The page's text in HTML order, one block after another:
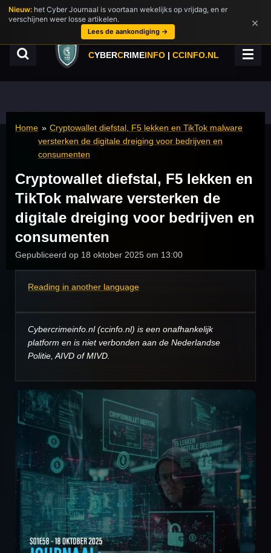
Ga
direct
hoofdinhoud
CYBERCRIMEINFO | CCINFO.NL
Home » Cryptowallet diefstal, F5 lekken en TikTok malware
versterken de digitale dreiging voor bedrijven en
consumenten
Cryptowallet diefstal, F5 lekken en
TikTok malware versterken de
digitale dreiging voor bedrijven en
consumenten
Gepubliceerd op 18 oktober 2025 om 13:00
Reading in another language
Cybercrimeinfo.nl (ccinfo.nl) is een onafhankelijk
platform en is niet verbonden aan de Nederlandse
Politie, AIVD of MIVD.
Nieuw: het Cyber Journaal is voortaan wekelijks op vrijdag, en er
verschijnen weer losse artikelen.
Lees de aankondiging →
×